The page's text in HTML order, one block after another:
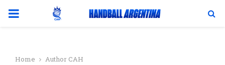
PRIMARY
Home Author CAH